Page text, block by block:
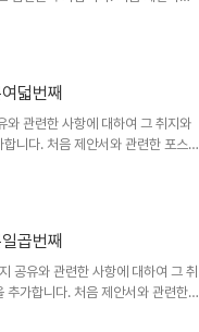
되면서 이미지 공유를 생각했고,
미지 출처: interfacelift.com ▣ 멋
모음 ▣ ☆ ▣..
덟번째
와 관련한 사항에 대하여 그 취지와
니다. 처음 제안서와 관련한 포스팅
공유를 생각했고, 저작권 등 여러
▣ 멋진제안서 만들
안서 배경에..
곱번째
공유와 관련한 사항에 대하여 그 취
추가합니다. 처음 제안서와 관련한
이미지 공유를 생각했고, 저작권